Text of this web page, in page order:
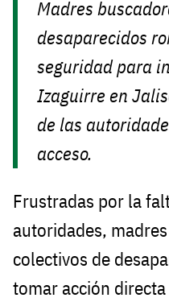
Madres
desaparecidos
seguridad para
Izaguirre en
de las
acceso.
Frustradas por la
autoridades,
colectivos de
tomar acción